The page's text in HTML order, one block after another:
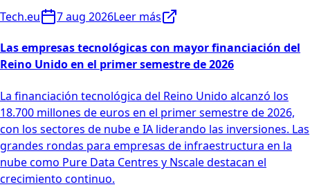
Tech.eu
7 aug 2026Leer más
Las empresas tecnológicas con mayor financiación del
Reino Unido en el primer semestre de 2026
La financiación tecnológica del Reino Unido alcanzó los
18.700 millones de euros en el primer semestre de 2026,
con los sectores de nube e IA liderando las inversiones. Las
grandes rondas para empresas de infraestructura en la
nube como Pure Data Centres y Nscale destacan el
crecimiento continuo.